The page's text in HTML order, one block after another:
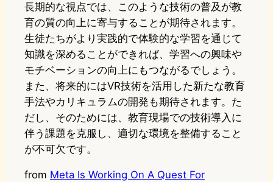
長期的な視点では、このような技術の普及が教
育の質の向上に寄与することが期待されます。
生徒たちがより実践的で体験的な学習を通じて
知識を深めることができれば、学習への興味や
モチベーションの向上にもつながるでしょう。
また、将来的にはVR技術を活用した新たな教育
手法やカリキュラムの開発も期待されます。た
だし、そのためには、教育現場での技術導入に
伴う課題を克服し、適切な環境を整備すること
が不可欠です。
from Meta Is Working On A Quest For